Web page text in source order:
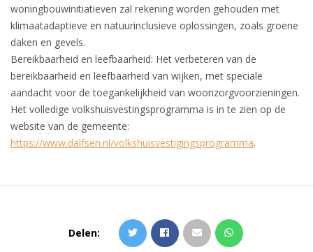
woningbouwinitiatieven zal rekening worden gehouden met
klimaatadaptieve en natuurinclusieve oplossingen, zoals groene
daken en gevels.
Bereikbaarheid en leefbaarheid: Het verbeteren van de
bereikbaarheid en leefbaarheid van wijken, met speciale
aandacht voor de toegankelijkheid van woonzorgvoorzieningen.
Het volledige volkshuisvestingsprogramma is in te zien op de
website van de gemeente:
https://www.dalfsen.nl/volkshuisvestigingsprogramma.
Delen: